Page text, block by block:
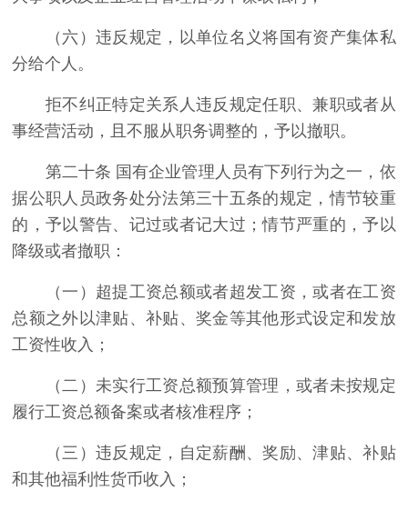
（六）违反规定，以单位名义将国有资产集体私
分给个人。
拒不纠正特定关系人违反规定任职、兼职或者从
事经营活动，且不服从职务调整的，予以撤职。
第二十条 国有企业管理人员有下列行为之一，依
据公职人员政务处分法第三十五条的规定，情节较重
的，予以警告、记过或者记大过；情节严重的，予以
降级或者撤职：
（一）超提工资总额或者超发工资，或者在工资
总额之外以津贴、补贴、奖金等其他形式设定和发放
工资性收入；
（二）未实行工资总额预算管理，或者未按规定
履行工资总额备案或者核准程序；
（三）违反规定，自定薪酬、奖励、津贴、补贴
和其他福利性货币收入；